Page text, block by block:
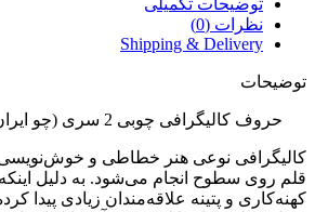
توضیحات تکمیلی
نظرات (0)
Shipping & Delivery
توضیحات
حروف کالیگرافی چوبی 2 سری (چو ایران نباشد تن من مباد)
کالیگرافی نوعی هنر خطاطی و خوش‌نویسی
قلم روی سطوح انجام می‌شود. به دلیل
کهنه‌کاری و پتینه علاقه‌مندان زیادی پیدا